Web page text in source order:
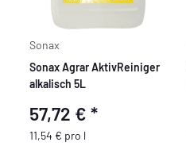
Sonax
Sonax Agrar AktivReiniger
alkalisch 5L
57,72 €*
11,54 € pro l